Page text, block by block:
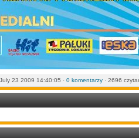
23 2009 14:40:05 · 0 komentarzy· 2696